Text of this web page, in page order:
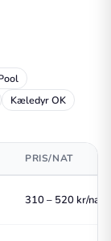
Kæledyr OK
PRIS/NAT
310 – 520 kr/nat